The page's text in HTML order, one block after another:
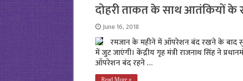
दोहरी ताकत के साथ आतंकियों के
June 16, 2018
रमजान के महीने में ऑपरेशन बंद रखने के बाद
में जुट जाएंगी। केंद्रीय गृह मंत्री राजनाथ सिंह ने
ऑपरेशन बंद रहने …
Read More »